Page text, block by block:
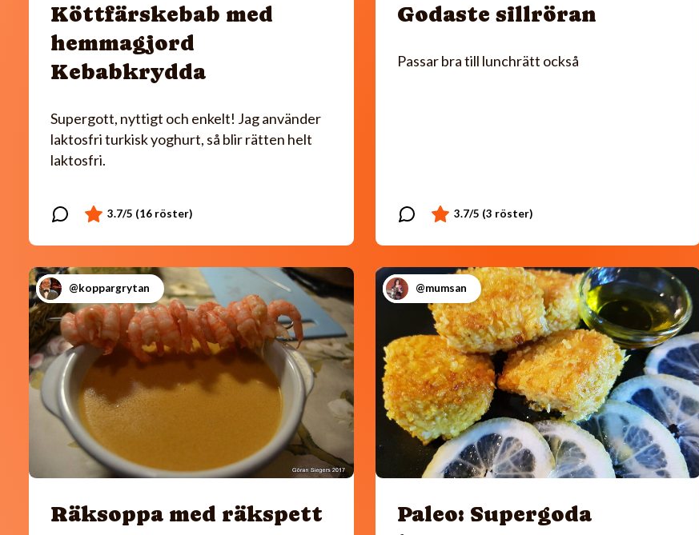
Köttfärskebab med
hemmagjord
Kebabkrydda
Supergott, nyttigt och enkelt! Jag använder
laktosfri turkisk yoghurt, så blir rätten helt
laktosfri.
Godaste sillröran
Passar bra till lunchrätt också
@koppargrytan
Räksoppa med räkspett
@mumsan
Paleo: Supergoda